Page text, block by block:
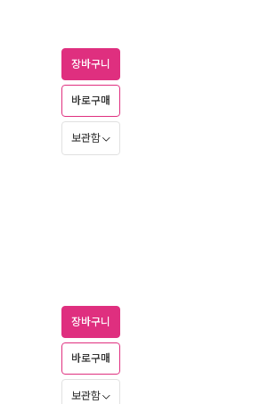
장바구니
바로구매
보관함
장바구니
바로구매
보관함